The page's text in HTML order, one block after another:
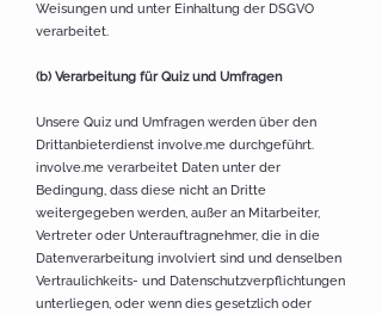
Weisungen und unter Einhaltung der DSGVO
verarbeitet.
(b) Verarbeitung für Quiz und Umfragen
Unsere Quiz und Umfragen werden über den
Drittanbieterdienst involve.me durchgeführt.
involve.me verarbeitet Daten unter der
Bedingung, dass diese nicht an Dritte
weitergegeben werden, außer an Mitarbeiter,
Vertreter oder Unterauftragnehmer, die in die
Datenverarbeitung involviert sind und denselben
Vertraulichkeits- und Datenschutzverpflichtungen
unterliegen, oder wenn dies gesetzlich oder